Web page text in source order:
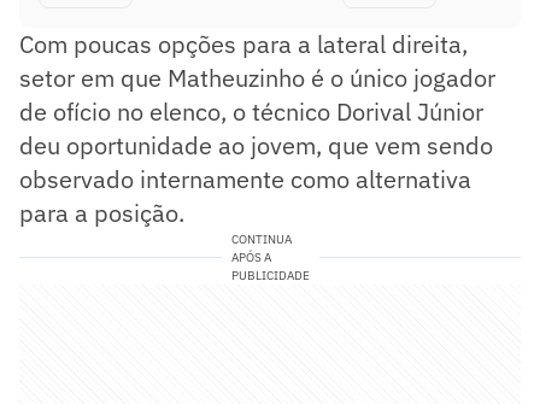
Com poucas opções para a lateral direita,
setor em que Matheuzinho é o único jogador
de ofício no elenco, o técnico Dorival Júnior
deu oportunidade ao jovem, que vem sendo
observado internamente como alternativa
para a posição.
CONTINUA
APÓS A
PUBLICIDADE